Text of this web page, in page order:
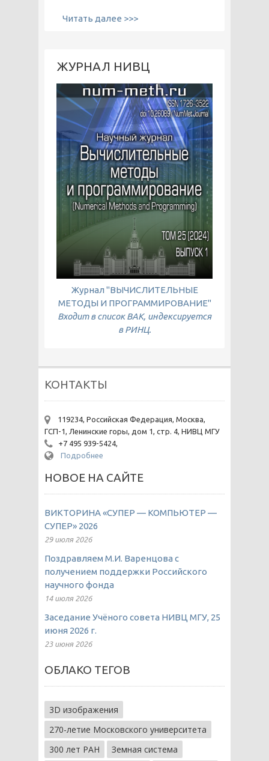
Читать далее >>>
ЖУРНАЛ НИВЦ
Журнал "ВЫЧИСЛИТЕЛЬНЫЕ
МЕТОДЫ И ПРОГРАММИРОВАНИЕ"
Входит в список ВАК, индексируется
в РИНЦ.
КОНТАКТЫ
119234, Российская Федерация, Москва,
ГСП-1, Ленинские горы, дом 1, стр. 4, НИВЦ МГУ
+7 495 939-5424,
Подробнее
НОВОЕ НА САЙТЕ
ВИКТОРИНА «СУПЕР — КОМПЬЮТЕР —
СУПЕР» 2026
29 июля 2026
Поздравляем М.И. Варенцова с
получением поддержки Российского
научного фонда
14 июля 2026
Заседание Учёного совета НИВЦ МГУ, 25
июня 2026 г.
23 июня 2026
ОБЛАКО ТЕГОВ
3D изображения
270-летие Московского университета
300 лет РАН
Земная система